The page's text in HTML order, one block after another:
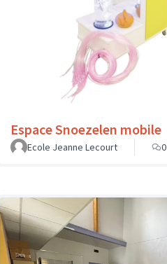
Espace Snoezelen mobile
Ecole Jeanne Lecourt
0